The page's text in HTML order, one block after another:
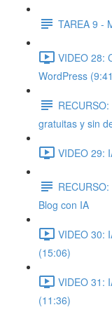
TAREA 9 -
VIDEO 28:
WordPress
gratuitas y sin
VIDEO 29:
Blog con IA
VIDEO 30:
(15:06)
VIDEO 31:
(11:36)